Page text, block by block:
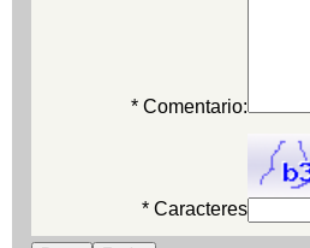
* Comentario:
* Caracteres